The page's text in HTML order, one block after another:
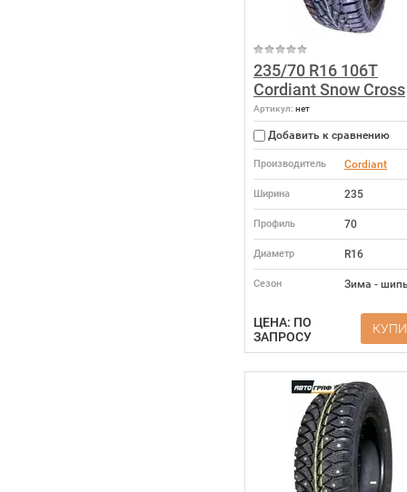
235/70 R16 106T
Cordiant Snow Cross
Артикул: нет
Добавить к сравнению
Производитель Cordiant
Ширина 235
Профиль 70
Диаметр R16
Сезон Зима -
ЦЕНА: ПО
ЗАПРОСУ